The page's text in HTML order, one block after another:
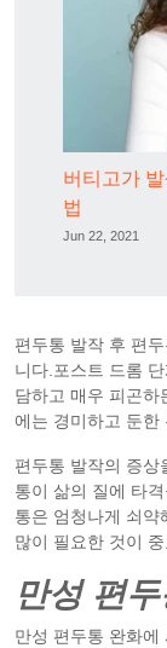
버티고가
법
Jun 22, 2021
편두통 발작 후 편
니다.포스트 드롬
담하고 매우 피곤하
에는 경미하고 둔한
편두통 발작의 증상
통이 삶의 질에 타
통은 엄청나게 쇠약
많이 필요한 것이 중
만성 편
만성 편두통 완화